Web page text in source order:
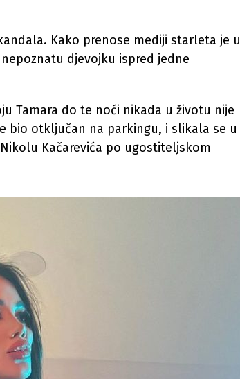
Kako prenose mediji starleta je u
djevojku ispred jedne
Tamara do te noći nikada u životu nije
bio otključan na parkingu, i slikala se u
Kačarevića po ugostiteljskom